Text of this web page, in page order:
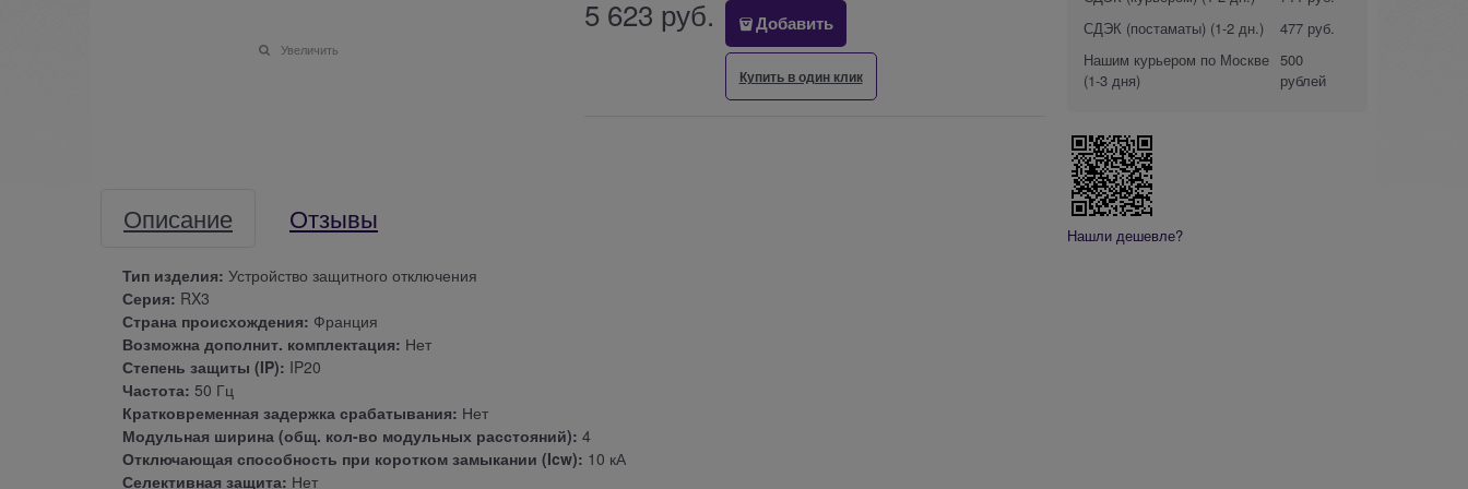
Увеличить
5 623 руб. Добавить
Купить в один клик
Описание Отзывы
Тип изделия: Устройство защитного отключения
Серия: RX3
Страна происхождения: Франция
Возможна дополнит. комплектация: Нет
Степень защиты (IP): IP20
Частота: 50 Гц
Кратковременная задержка срабатывания: Нет
Модульная ширина (общ. кол-во модульных расстояний): 4
Отключающая способность при коротком замыкании (Icw): 10 кА
Селективная защита: Нет
СДЭК (постаматы) (1-2 дн.)
477 руб.
Нашим курьером по Москве
(1-3 дня)
500
рублей
Нашли дешевле?